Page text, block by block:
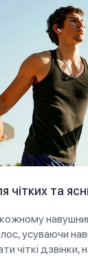
та
усуваючи
чіткі дзвінки,